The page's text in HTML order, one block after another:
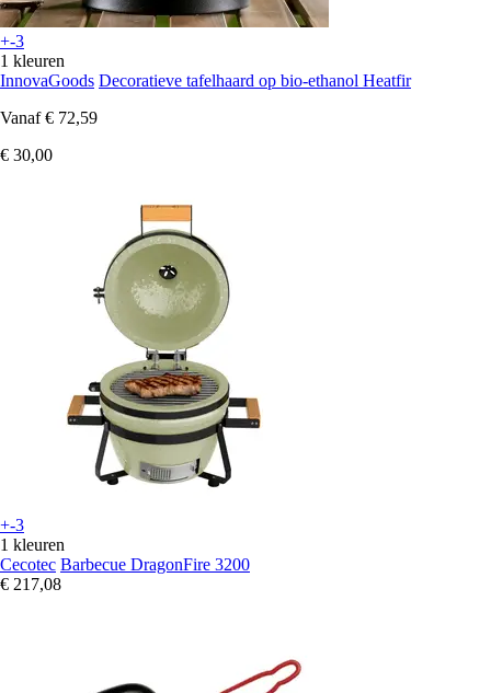
+-3
1 kleuren
InnovaGoods Decoratieve tafelhaard op bio-ethanol Heatfir
Vanaf € 72,59
€ 30,00
+-3
1 kleuren
Cecotec Barbecue DragonFire 3200
€ 217,08